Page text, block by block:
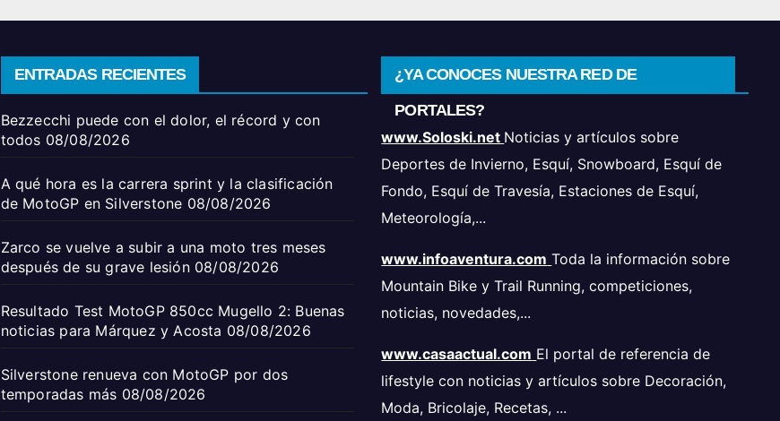
ENTRADAS RECIENTES
Bezzecchi puede con el dolor, el récord y con
todos 08/08/2026
A qué hora es la carrera sprint y la clasificación
de MotoGP en Silverstone 08/08/2026
Zarco se vuelve a subir a una moto tres meses
después de su grave lesión 08/08/2026
Resultado Test MotoGP 850cc Mugello 2: Buenas
noticias para Márquez y Acosta 08/08/2026
Silverstone renueva con MotoGP por dos
temporadas más 08/08/2026
¿YA CONOCES NUESTRA RED DE
PORTALES?
www.Soloski.net Noticias y artículos sobre
Deportes de Invierno, Esquí, Snowboard, Esquí de
Fondo, Esquí de Travesía, Estaciones de Esquí,
Meteorología,...
www.infoaventura.com Toda la información sobre
Mountain Bike y Trail Running, competiciones,
noticias, novedades,...
www.casaactual.com El portal de referencia de
lifestyle con noticias y artículos sobre Decoración,
Moda, Bricolaje, Recetas, ...